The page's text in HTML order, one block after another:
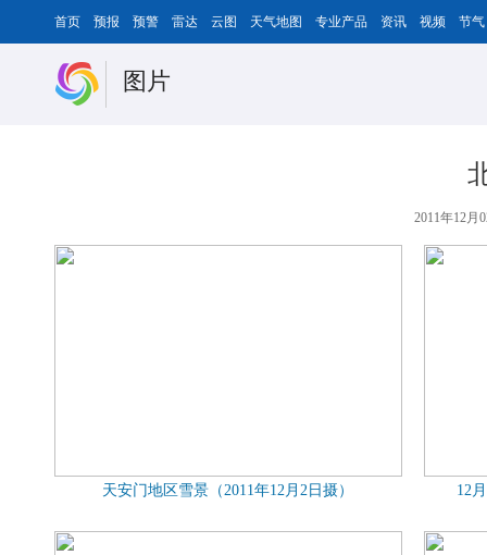
首页 预报 预警 雷达 云图 天气地图 专业产品 资讯 视频 节气
图片
2011年12月
天安门地区雪景（2011年12月2日摄） 12